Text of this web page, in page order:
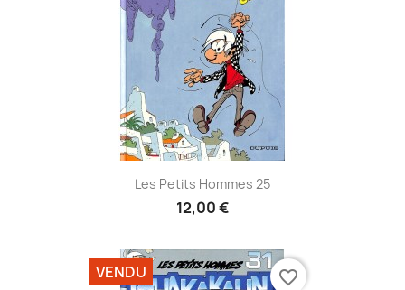
Les Petits Hommes 25
12,00 €
VENDU favorite_border